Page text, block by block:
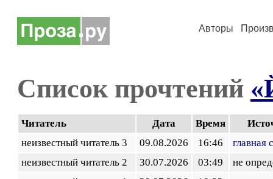
Авторы
Список прочтений
Читатель Дата Время
неизвестный читатель 3
09.08.2026 16:46
главная
неизвестный читатель 2
30.07.2026 03:49
не